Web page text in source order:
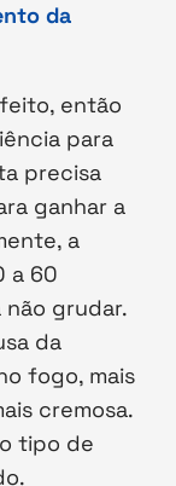
da
então
para
precisa
ganhar a
a
a 60
não grudar.
da
fogo, mais
cremosa.
tipo de